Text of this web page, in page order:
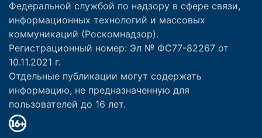
Федеральной службой по надзору в сфере связи,
информационных технологий и массовых
коммуникаций (Роскомнадзор).
Регистрационный номер: Эл № ФС77-82267 от
10.11.2021 г.
Отдельные публикации могут содержать
информацию, не предназначенную для
пользователей до 16 лет.